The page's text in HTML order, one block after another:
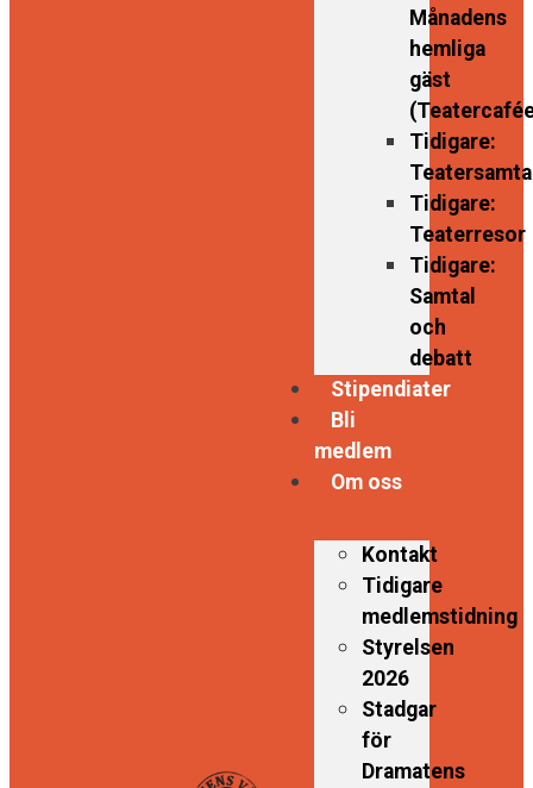
Månadens
hemliga
gäst
Tidigare:
Tidigare:
Teaterresor
Tidigare:
Samtal
och
debatt
Stipendiater
Bli
medlem
Om oss
Kontakt
Tidigare
medlemstidning
Styrelsen
2026
Stadgar
för
Dramatens